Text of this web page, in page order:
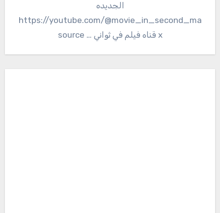
الجديده
https://youtube.com/@movie_in_second_ma
x قناه فيلم في ثواني … source